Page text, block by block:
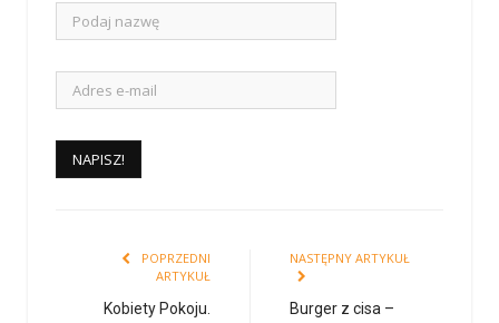
POPRZEDNI
ARTYKUŁ
Kobiety Pokoju.
NASTĘPNY ARTYKUŁ
Burger z cisa –